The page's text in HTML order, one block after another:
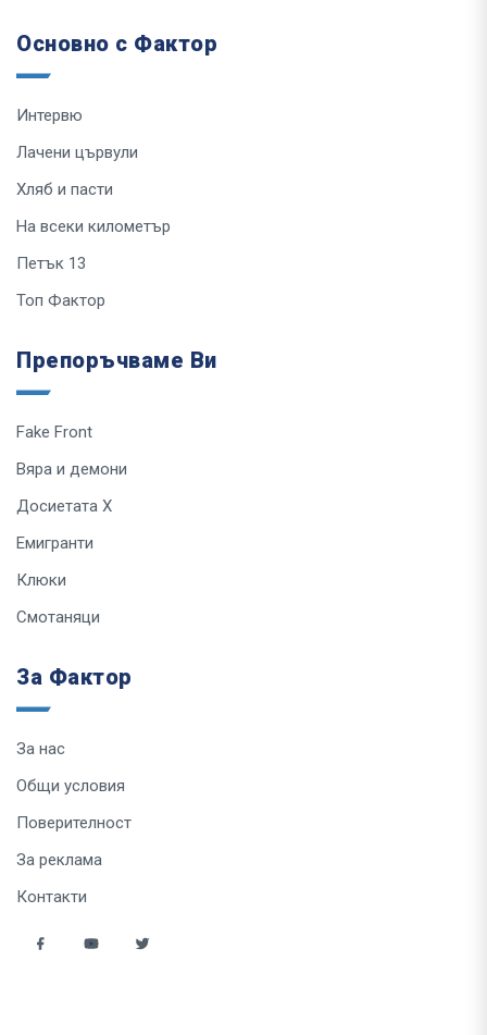
Основно с Фактор
Интервю
Лачени цървули
Хляб и пасти
На всеки километър
Петък 13
Топ Фактор
Препоръчваме Ви
Fake Front
Вяра и демони
Досиетата Х
Емигранти
Клюки
Смотаняци
За Фактор
За нас
Общи условия
Поверителност
За реклама
Контакти